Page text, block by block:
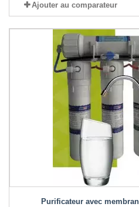
Ajouter au comparateur
Purificateur avec